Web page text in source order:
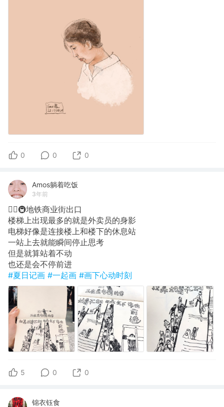
0 0 0
Amos躺着吃饭
3年前
✍🏽🚇地铁商业街出口
楼梯上出现最多的就是外卖员的身影
电梯好像是连接楼上和楼下的休息站
一站上去就能瞬间停止思考
但是就算站着不动
也还是会不停前进
#夏日记画 #一起画 #画下心动时刻
5 0 0
锦衣钰食